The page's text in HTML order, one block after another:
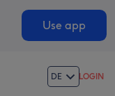
Use app
DE LOGIN